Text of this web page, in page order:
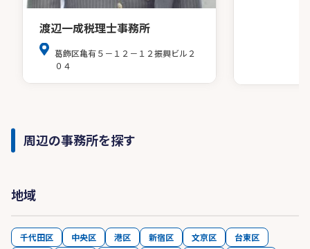
渡辺一成税理士事務所
葛飾区亀有５－１２－１２振興ビル２
０４
周辺の事務所を探す
地域
千代田区 中央区 港区 新宿区 文京区
台東区